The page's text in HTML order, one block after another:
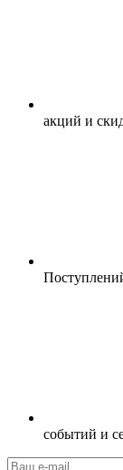
акций и
событий и